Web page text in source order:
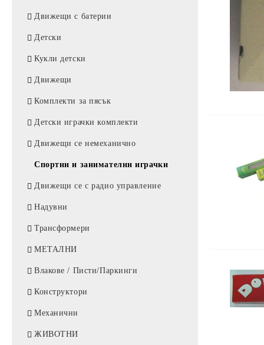
MIX
КЛАРО
BIC
Химикали PENSAN / АРК
Писалки
Рапидографи
Туш
Тънкописци
Ролери
Гелови химикали
Графити за молив
Маркер за СД
Текстмаркери
Движещи с батерии
Детски
Кукли детски
Движещи
Комплекти за пясък
Детски играчки комплекти
Движещи се немеханично
Спортни и занимателни играчки
Движещи се с радио управление
Надувни
Трансформери
МЕТАЛНИ
Влакове / Писти/Паркинги
Конструктори
Механични
ЖИВОТНИ